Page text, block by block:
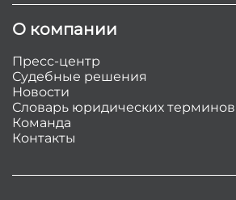
О компании
Пресс-центр
Судебные решения
Новости
Словарь юридических терминов
Команда
Контакты